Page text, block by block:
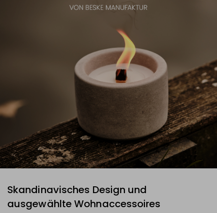
Skandinavisches Design und
ausgewählte Wohnaccessoires